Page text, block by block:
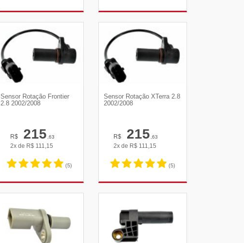
Sensor Rotação Frontier
2.8 2002/2008
R$ 215,63
2x de R$ 111,15
(5)
Sensor Rotação XTerra 2.8
2002/2008
R$ 215,63
2x de R$ 111,15
(5)